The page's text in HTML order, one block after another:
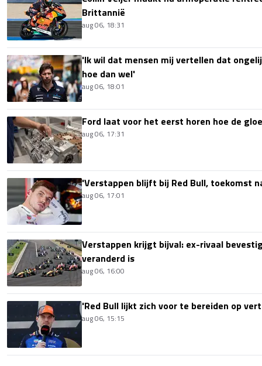
Brittannië
aug 06, 18:31
'Ik wil dat mensen mij vertellen dat
hoe dan wel'
aug 06, 18:01
Ford laat voor het eerst horen hoe de
aug 06, 17:31
'Verstappen blijft bij Red Bull, toekomst
aug 06, 17:01
Verstappen krijgt bijval: ex-rivaal
veranderd is
aug 06, 16:00
'Red Bull lijkt zich voor te bereiden op
aug 06, 15:15